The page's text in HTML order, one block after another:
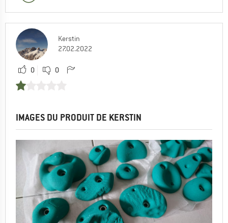
Kerstin
27.02.2022
0 0
IMAGES DU PRODUIT DE KERSTIN